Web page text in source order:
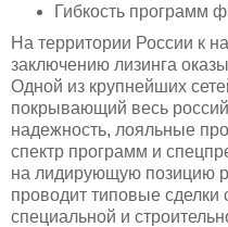
Гибкость программ
На территории России к
заключению лизинга
Одной из крупнейших
покрывающий весь
надежность, лояльные
спектр программ и
на лидирующую позицию
проводит типовые
специальной и